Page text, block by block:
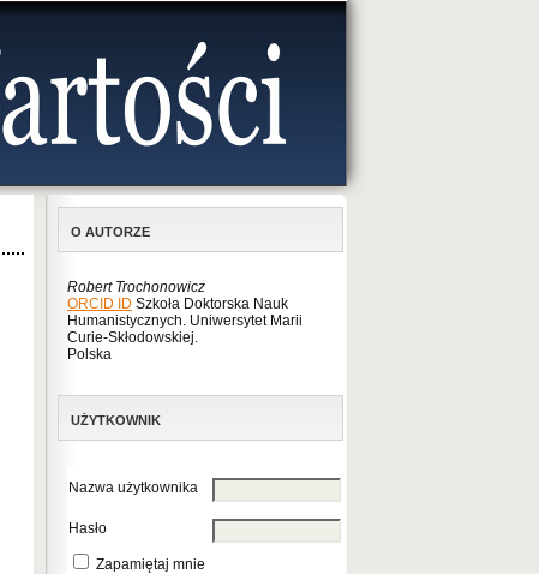
O AUTORZE
Robert Trochonowicz
ORCID ID Szkoła Doktorska Nauk
Humanistycznych. Uniwersytet Marii
Curie-Skłodowskiej.
Polska
UŻYTKOWNIK
Nazwa użytkownika
Hasło
Zapamiętaj mnie